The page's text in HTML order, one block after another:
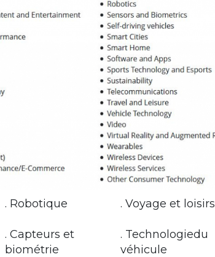
. Robotique
. Capteurs et
biométrie
. Voyage et loisirs
. Technologiedu
véhicule